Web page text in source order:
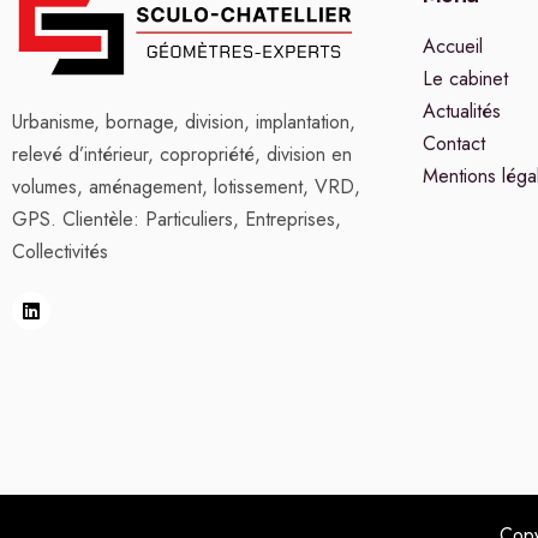
Urbanisme, bornage, division, implantation,
relevé d’intérieur, copropriété, division en
volumes, aménagement, lotissement, VRD,
GPS. Clientèle: Particuliers, Entreprises,
Collectivités
Accueil
Le cabinet
Actualités
Contact
Mentions